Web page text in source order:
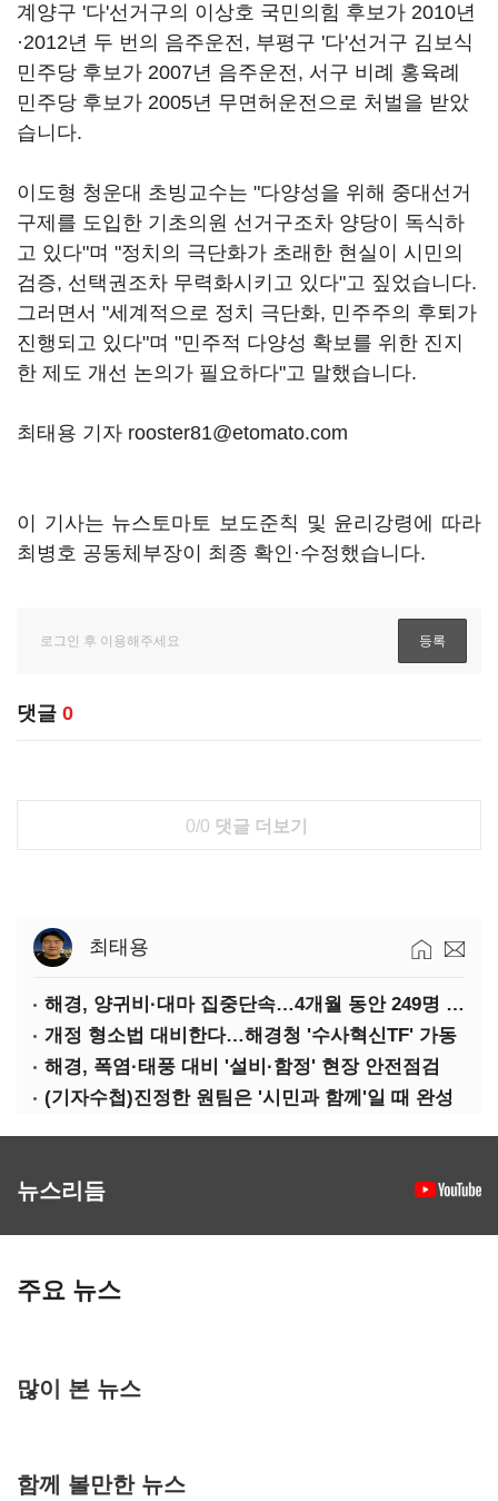
계양구 '다'선거구의 이상호 국민의힘 후보가 2010년
·2012년 두 번의 음주운전, 부평구 '다'선거구 김보식
민주당 후보가 2007년 음주운전, 서구 비례 홍육례
민주당 후보가 2005년 무면허운전으로 처벌을 받았
습니다.
이도형 청운대 초빙교수는 "다양성을 위해 중대선거
구제를 도입한 기초의원 선거구조차 양당이 독식하
고 있다"며 "정치의 극단화가 초래한 현실이 시민의
검증, 선택권조차 무력화시키고 있다"고 짚었습니다.
그러면서 "세계적으로 정치 극단화, 민주주의 후퇴가
진행되고 있다"며 "민주적 다양성 확보를 위한 진지
한 제도 개선 논의가 필요하다"고 말했습니다.
최태용 기자 rooster81@etomato.com
이 기사는 뉴스토마토 보도준칙 및 윤리강령에 따라
최병호 공동체부장이 최종 확인·수정했습니다.
댓글 0
0/0 댓글 더보기
최태용
해경, 양귀비·대마 집중단속…4개월 동안 249명 검거
개정 형소법 대비한다…해경청 '수사혁신TF' 가동
해경, 폭염·태풍 대비 '설비·함정' 현장 안전점검
(기자수첩)진정한 원팀은 '시민과 함께'일 때 완성
뉴스리듬
주요 뉴스
많이 본 뉴스
함께 볼만한 뉴스